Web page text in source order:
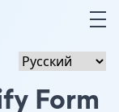
Form